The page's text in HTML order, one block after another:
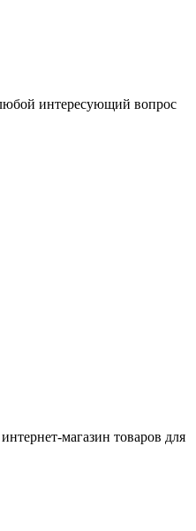
интересующий вопрос
магазин товаров для